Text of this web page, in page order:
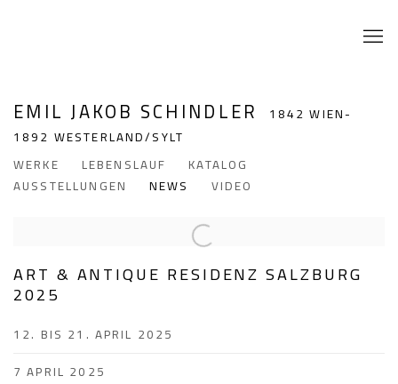
EMIL JAKOB SCHINDLER
1842 WIEN-
1892 WESTERLAND/SYLT
WERKE
LEBENSLAUF
KATALOG
AUSSTELLUNGEN
NEWS VIDEO
ART & ANTIQUE RESIDENZ SALZBURG
2025
12. BIS 21. APRIL 2025
7 APRIL 2025